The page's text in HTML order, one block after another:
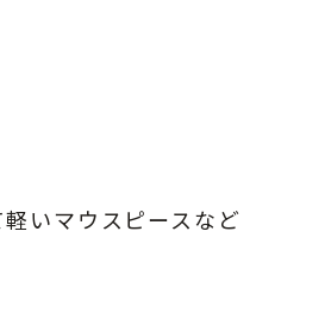
いマウスピースなど